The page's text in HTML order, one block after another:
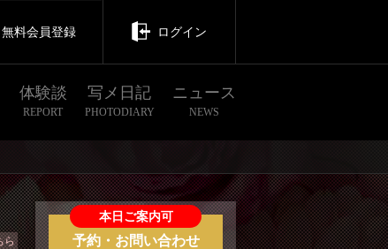
無料会員登録 ログイン
体験談
REPORT
写メ日記
PHOTODIARY
ニュース
NEWS
ら
本日ご案内可
予約・お問い合わせ